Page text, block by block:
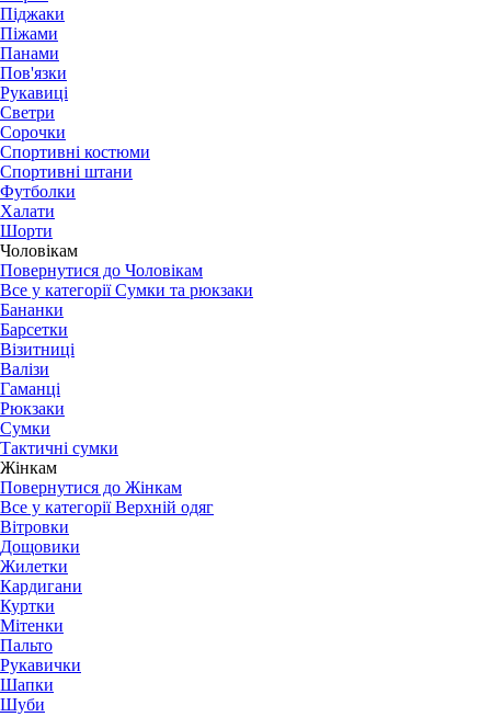
Піджаки
Піжами
Панами
Пов'язки
Рукавиці
Светри
Сорочки
Спортивні костюми
Спортивні штани
Футболки
Халати
Шорти
Чоловікам
Повернутися до Чоловікам
Все у категорії Сумки та рюкзаки
Бананки
Барсетки
Візитниці
Валізи
Гаманці
Рюкзаки
Сумки
Тактичні сумки
Жінкам
Повернутися до Жінкам
Все у категорії Верхній одяг
Вітровки
Дощовики
Жилетки
Кардигани
Куртки
Мітенки
Пальто
Рукавички
Шапки
Шуби